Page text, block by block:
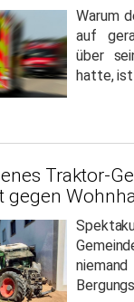
Warum
auf
über
hatte, ist
Traktor-
gegen